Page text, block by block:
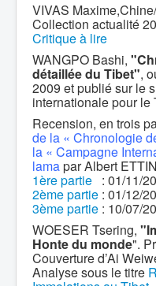
VIVAS
Collection actualité
Critique à lire
WANGPO Bashi,
détaillée du Tibet",
2009 et publié sur le
internationale pour le
Recension, en trois
de la « Chronologie
la « Campagne
lamapar Albert
1ère partie : 01/11/
2ème partie : 01/12/
3ème partie : 10/07/
WOESER Tsering,
Honte du monde".
Couverture d’Ai
Analyse sous le titre